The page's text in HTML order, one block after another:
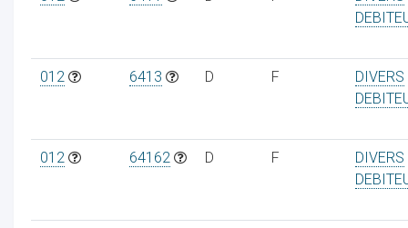
012 6413 D F
DIVERS
012 64162 D F
DIVERS